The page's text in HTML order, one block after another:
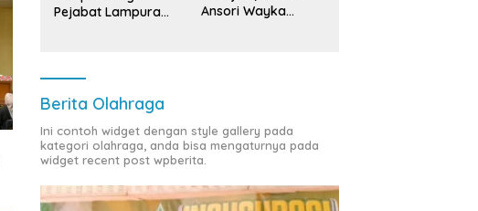
Pejabat Lampura
Ansori Wayka
Berita Olahraga
Ini contoh widget dengan style gallery pada
kategori olahraga, anda bisa mengaturnya pada
widget recent post wpberita.